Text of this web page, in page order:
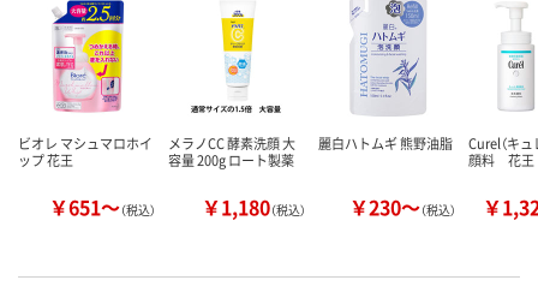
ビオレ マシュマロホイ
ップ 花王
￥651～（税込）
メラノCC 酵素洗顔 大
容量 200g ロート製薬
￥1,180（税込）
麗白ハトムギ 熊野油脂
￥230～（税込）
Curel（キュ
顔料 花王
￥